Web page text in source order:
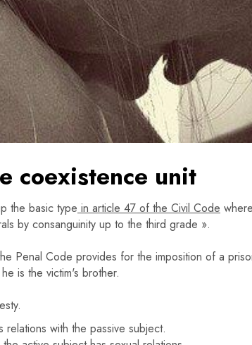
coexistence unit
the basic type in article 47 of the Civil Code
by consanguinity up to the third grade ».
Penal Code provides for the imposition of a
is the victim's brother.
relations with the passive subject.